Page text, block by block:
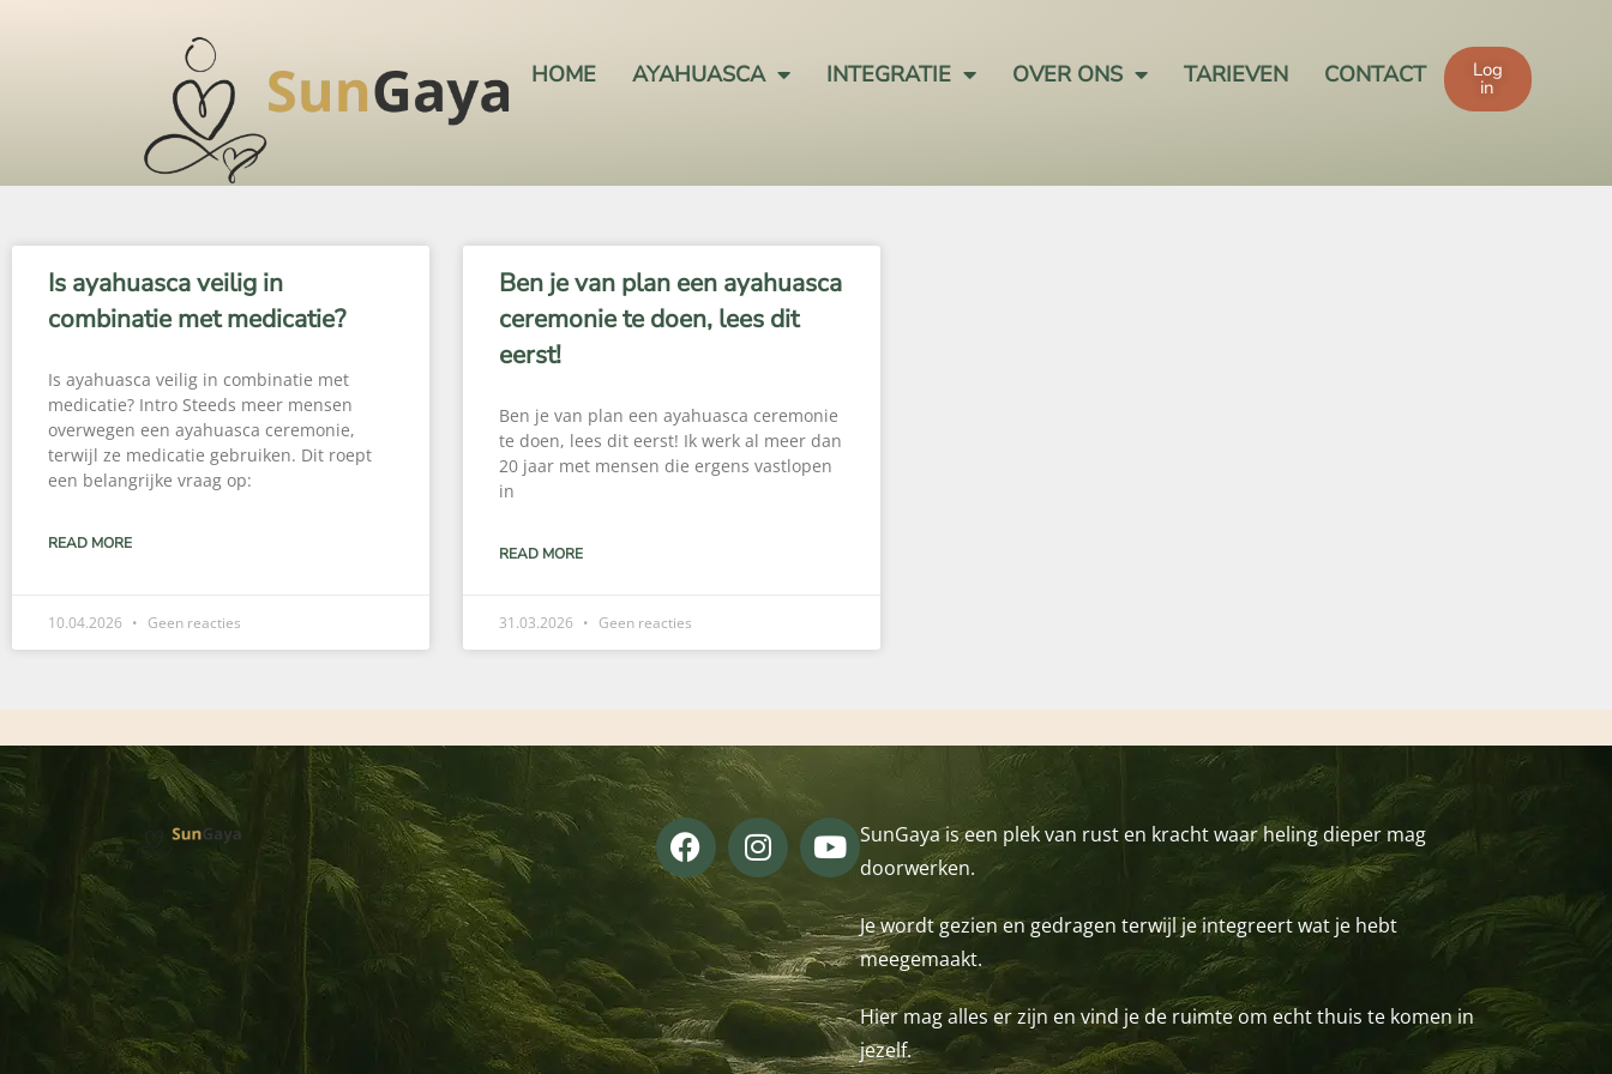
HOME AYAHUASCA INTEGRATIE OVER ONS TARIEVEN CONTACT Log
in
Is ayahuasca veilig in
combinatie met medicatie?
Is ayahuasca veilig in combinatie met
medicatie? Intro Steeds meer mensen
overwegen een ayahuasca ceremonie,
terwijl ze medicatie gebruiken. Dit roept
een belangrijke vraag op:
READ MORE
10.04.2026 Geen reacties
Ben je van plan een ayahuasca
ceremonie te doen, lees dit
eerst!
Ben je van plan een ayahuasca ceremonie
te doen, lees dit eerst! Ik werk al meer dan
20 jaar met mensen die ergens vastlopen
in
READ MORE
31.03.2026 Geen reacties
SunGaya is een plek van rust en kracht waar heling dieper mag
doorwerken.
Je wordt gezien en gedragen terwijl je integreert wat je hebt
meegemaakt.
Hier mag alles er zijn en vind je de ruimte om echt thuis te komen in
jezelf.